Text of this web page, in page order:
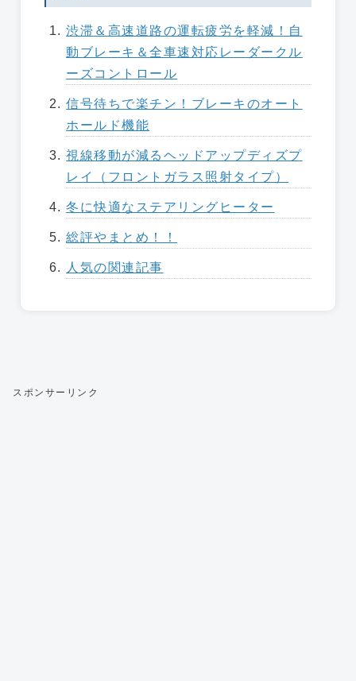
渋滞＆高速道路の運転疲労を軽減！自
動ブレーキ＆全車速対応レーダークル
ーズコントロール
信号待ちで楽チン！ブレーキのオート
ホールド機能
視線移動が減るヘッドアップディズプ
レイ（フロントガラス照射タイプ）
冬に快適なステアリングヒーター
総評やまとめ！！
人気の関連記事
スポンサーリンク